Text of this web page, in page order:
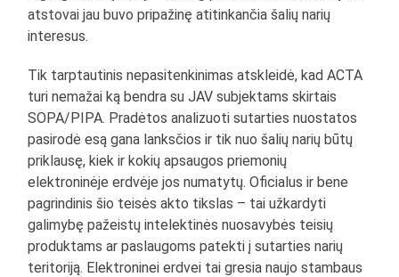
atstovai jau buvo pripažinę atitinkančia šalių narių
interesus.
Tik tarptautinis nepasitenkinimas atskleidė, kad ACTA
turi nemažai ką bendra su JAV subjektams skirtais
SOPA/PIPA. Pradėtos analizuoti sutarties nuostatos
pasirodė esą gana lanksčios ir tik nuo šalių narių būtų
priklausę, kiek ir kokių apsaugos priemonių
elektroninėje erdvėje jos numatytų. Oficialus ir bene
pagrindinis šio teisės akto tikslas – tai užkardyti
galimybę pažeistų intelektinės nuosavybės teisių
produktams ar paslaugoms patekti į sutarties narių
teritoriją. Elektroninei erdvei tai gresia naujo stambaus